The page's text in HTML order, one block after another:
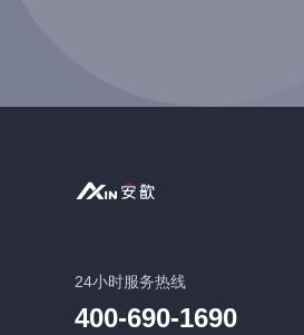
24小时服务热线
400-690-1690